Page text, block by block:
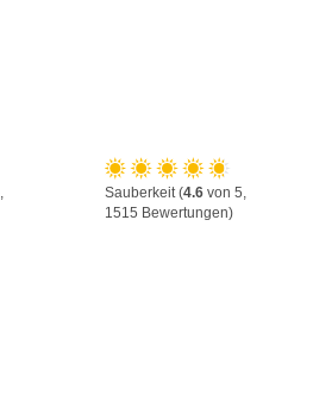
Sauberkeit (4.6von 5,
1515 Bewertungen)